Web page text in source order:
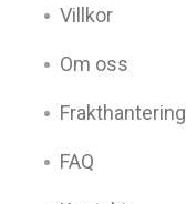
Villkor
Om oss
Frakthantering
FAQ